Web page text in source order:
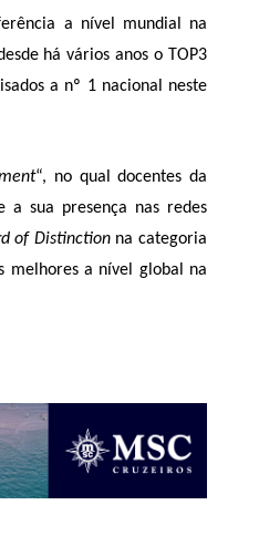
a nível mundial na
há vários anos o TOP3
a nº 1 nacional neste
“, no qual docentes da
a sua presença nas redes
of Distinctionna categoria
melhores a nível global na